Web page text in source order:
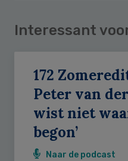
Interessant
172
Peter van
wist niet
begon’
Naar de podcast